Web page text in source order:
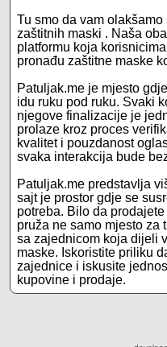
Tu smo da vam
zaštitnih maski . Naša
platformu koja
pronađu zaštitne maske
Patuljak.me je mjesto
idu ruku pod ruku. Svaki
njegove finalizacije je
prolaze kroz proces
kvalitet i pouzdanost
svaka interakcija bude
Patuljak.me predstavlja
sajt je prostor gdje se
potreba. Bilo da
pruža ne samo mjesto za
sa zajednicom koja dijeli
maske. Iskoristite priliku
zajednice i iskusite
kupovine i prodaje.